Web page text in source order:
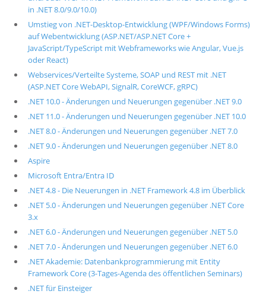
in .NET 8.0/9.0/10.0)
Umstieg von .NET-Desktop-Entwicklung (WPF/Windows Forms)
auf Webentwicklung (ASP.NET/ASP.NET Core +
JavaScript/TypeScript mit Webframeworks wie Angular, Vue.js
oder React)
Webservices/Verteilte Systeme, SOAP und REST mit .NET
(ASP.NET Core WebAPI, SignalR, CoreWCF, gRPC)
.NET 10.0 - Änderungen und Neuerungen gegenüber .NET 9.0
.NET 11.0 - Änderungen und Neuerungen gegenüber .NET 10.0
.NET 8.0 - Änderungen und Neuerungen gegenüber .NET 7.0
.NET 9.0 - Änderungen und Neuerungen gegenüber .NET 8.0
Aspire
Microsoft Entra/Entra ID
.NET 4.8 - Die Neuerungen in .NET Framework 4.8 im Überblick
.NET 5.0 - Änderungen und Neuerungen gegenüber .NET Core
3.x
.NET 6.0 - Änderungen und Neuerungen gegenüber .NET 5.0
.NET 7.0 - Änderungen und Neuerungen gegenüber .NET 6.0
.NET Akademie: Datenbankprogrammierung mit Entity
Framework Core (3-Tages-Agenda des öffentlichen Seminars)
.NET für Einsteiger